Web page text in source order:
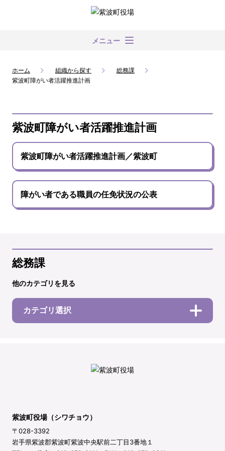
メニュー
ホーム 組織から探す
総務課
紫波町障がい者活躍推進計画
紫波町障がい者活躍推進計画
紫波町障がい者活躍推進計画／紫波町
障がい者である職員の任免状況の公表
総務課
他のカテゴリを見る
カテゴリ選択
紫波町役場（シワチョウ）
〒028-3392
岩手県紫波郡紫波町紫波中央駅前二丁目3番地１